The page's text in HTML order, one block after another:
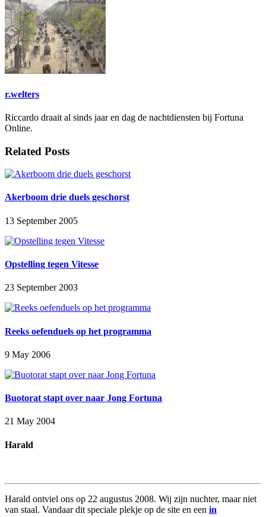
r.welters
Riccardo draait al sinds jaar en dag de nachtdiensten bij Fortuna
Online.
Related Posts
Akerboom drie duels geschorst
13 September 2005
Opstelling tegen Vitesse
23 September 2003
Reeks oefenduels op het programma
9 May 2006
Buotorat stapt over naar Jong Fortuna
21 May 2004
Harald
Harald ontviel ons op 22 augustus 2008. Wij zijn nuchter, maar niet
van staal. Vandaar dit speciale plekje op de site en een in